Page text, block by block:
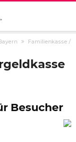
Familienkasse /
Besucher